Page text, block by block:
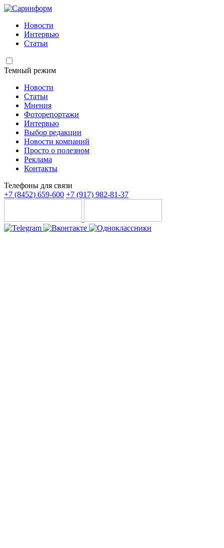
Новости
Интервью
Статьи
Темный режим
Новости
Статьи
Мнения
Фоторепортажи
Интервью
Выбор редакции
Новости компаний
Просто о полезном
Реклама
Контакты
Телефоны для связи
+7 (8452) 659-600 +7 (917) 982-81-37